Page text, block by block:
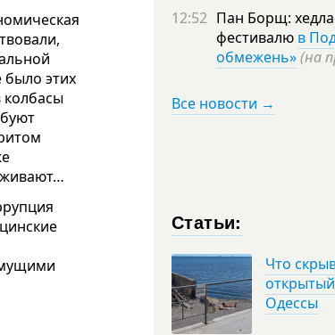
было этих
колбасы
12:52 Пан Борщ:
фестивалю в
обмежень»(на
Все новости →
Статьи:
Что
Одессы